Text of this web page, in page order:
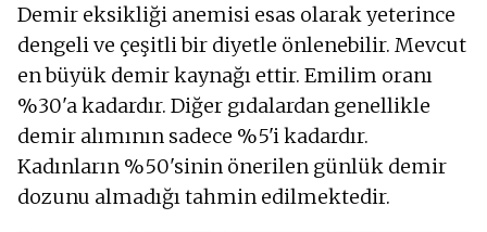
Demir eksikliği anemisi esas olarak yeterince
dengeli ve çeşitli bir diyetle önlenebilir. Mevcut
en büyük demir kaynağı ettir. Emilim oranı
%30'a kadardır. Diğer gıdalardan genellikle
demir alımının sadece %5'i kadardır.
Kadınların %50'sinin önerilen günlük demir
dozunu almadığı tahmin edilmektedir.